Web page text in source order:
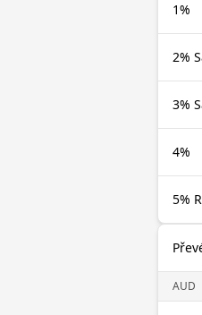
1%
2%
3%
4%
5%
AUD